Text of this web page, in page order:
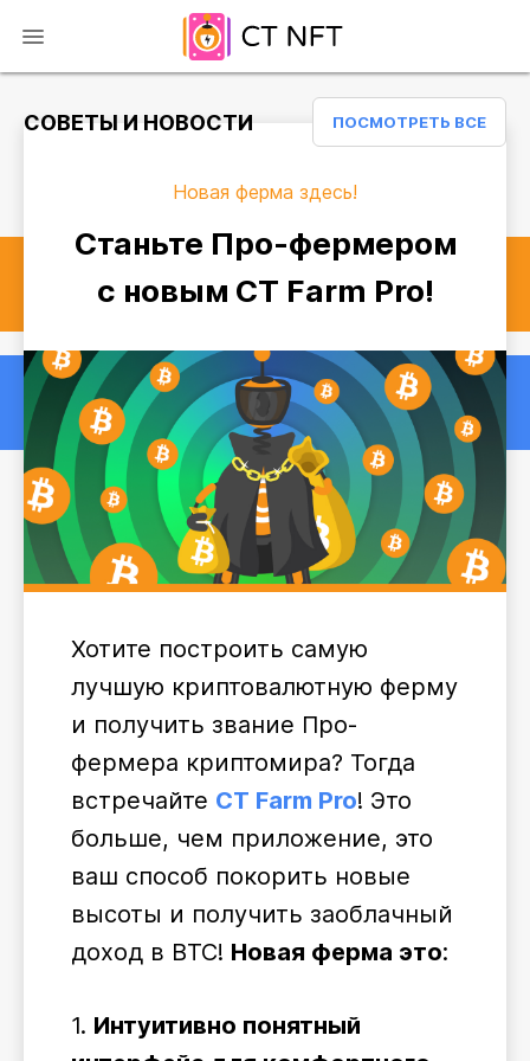
СОВЕТЫ И НОВОСТИ ПОСМОТРЕТЬ ВСЕ
Новая ферма здесь!
Станьте Про-фермером
с новым CT Farm Pro!
Хотите построить самую
лучшую криптовалютную ферму
и получить звание Про-
фермера криптомира? Тогда
встречайте CT Farm Pro! Это
больше, чем приложение, это
ваш способ покорить новые
высоты и получить заоблачный
доход в BTC! Новая ферма это:
1. Интуитивно понятный